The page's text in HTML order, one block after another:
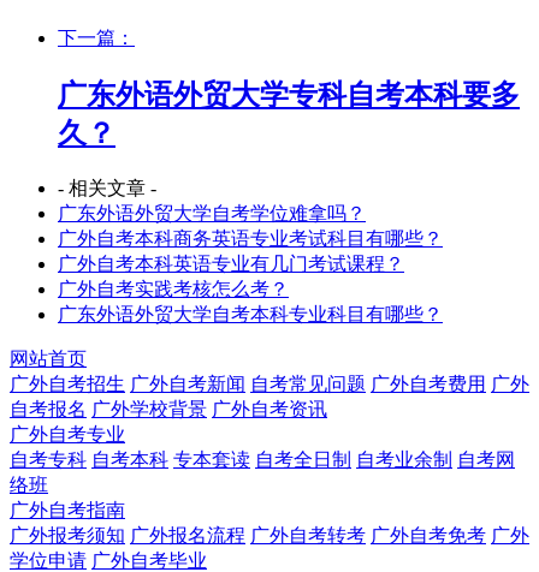
下一篇：
广东外语外贸大学专科自考本科要多
久？
- 相关文章 -
广东外语外贸大学自考学位难拿吗？
广外自考本科商务英语专业考试科目有哪些？
广外自考本科英语专业有几门考试课程？
广外自考实践考核怎么考？
广东外语外贸大学自考本科专业科目有哪些？
网站首页
广外自考招生 广外自考新闻 自考常见问题 广外自考费用 广外
自考报名 广外学校背景 广外自考资讯
广外自考专业
自考专科 自考本科 专本套读 自考全日制 自考业余制 自考网
络班
广外自考指南
广外报考须知 广外报名流程 广外自考转考 广外自考免考 广外
学位申请 广外自考毕业